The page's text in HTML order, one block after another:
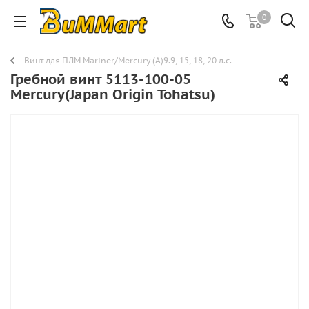
0
Винт для ПЛМ Mariner/Mercury (A)9.9, 15, 18, 20 л.с.
Гребной винт 5113-100-05
Mercury(Japan Origin Tohatsu)